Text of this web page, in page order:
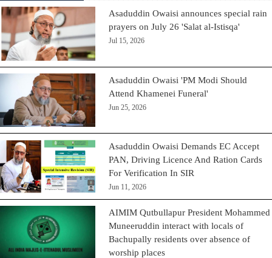
Asaduddin Owaisi announces special rain
prayers on July 26 'Salat al-Istisqa'
Jul 15, 2026
Asaduddin Owaisi 'PM Modi Should
Attend Khamenei Funeral'
Jun 25, 2026
Asaduddin Owaisi Demands EC Accept
PAN, Driving Licence And Ration Cards
For Verification In SIR
Jun 11, 2026
AIMIM Qutbullapur President Mohammed
Muneeruddin interact with locals of
Bachupally residents over absence of
worship places